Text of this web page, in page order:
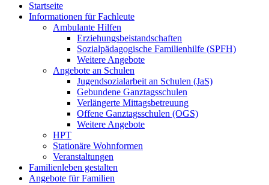
Startseite
Informationen für Fachleute
Ambulante Hilfen
Erziehungsbeistandschaften
Sozialpädagogische Familienhilfe (SPFH)
Weitere Angebote
Angebote an Schulen
Jugendsozialarbeit an Schulen (JaS)
Gebundene Ganztagsschulen
Verlängerte Mittagsbetreuung
Offene Ganztagsschulen (OGS)
Weitere Angebote
HPT
Stationäre Wohnformen
Veranstaltungen
Familienleben gestalten
Angebote für Familien